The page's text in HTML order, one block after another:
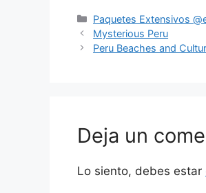
Paquetes Extensivos
Mysterious Peru
Peru Beaches and
Deja un
Lo siento, debes estar